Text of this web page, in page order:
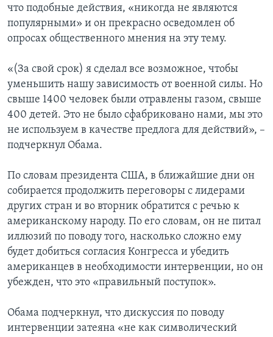
что подобные действия, «никогда не являются
популярными» и он прекрасно осведомлен об
опросах общественного мнения на эту тему.
«(За свой срок) я сделал все возможное, чтобы
уменьшить нашу зависимость от военной силы. Но
свыше 1400 человек были отравлены газом, свыше
400 детей. Это не было сфабриковано нами, мы это
не используем в качестве предлога для действий», –
подчеркнул Обама.
По словам президента США, в ближайшие дни он
собирается продолжить переговоры с лидерами
других стран и во вторник обратится с речью к
американскому народу. По его словам, он не питал
иллюзий по поводу того, насколько сложно ему
будет добиться согласия Конгресса и убедить
американцев в необходимости интервенции, но он
убежден, что это «правильный поступок».
Обама подчеркнул, что дискуссия по поводу
интервенции затеяна «не как символический